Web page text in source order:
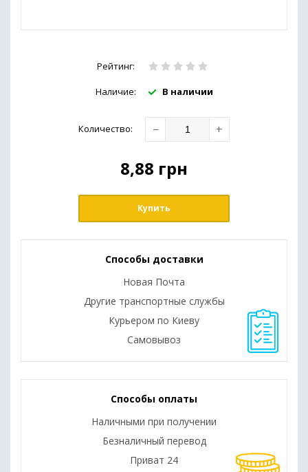
Рейтинг:
Наличие: В наличии
Количество: − +
8,88 грн
Купить
Способы доставки
Новая Почта
Другие транспортные службы
Курьером по Киеву
Самовывоз
Способы оплаты
Наличными при получении
Безналичный перевод
Приват 24